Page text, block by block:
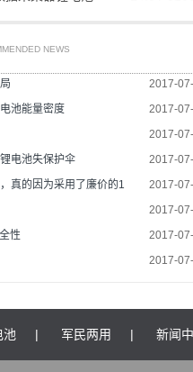
NEWS
2017-
2017-
池能量密度
2017-
2017-
电池失保护伞
2017-
真的因为采用了廉价的1
2017-
2017-
性
2017-
池 | 军民两用 | 新闻